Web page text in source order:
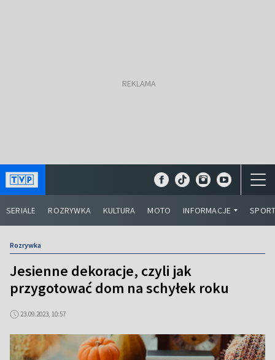
SERIALE ROZRYWKA KULTURA MOTO INFORMACJE
Rozrywka
Jesienne dekoracje, czyli jak
przygotować dom na schyłek roku
23.09.2023, 10:57